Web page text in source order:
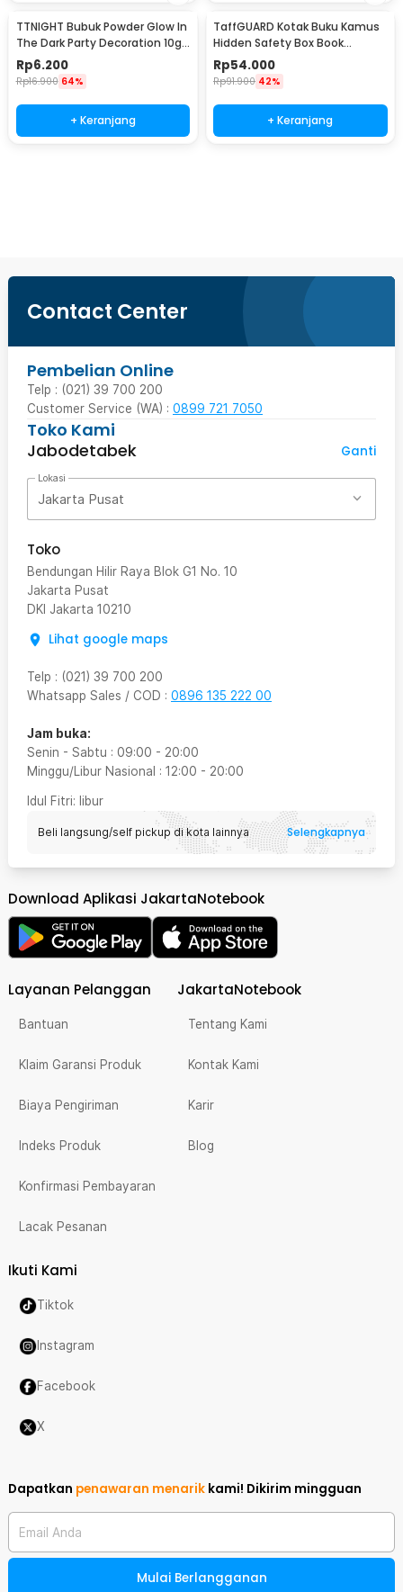
TTNIGHT Bubuk Powder Glow In
The Dark Party Decoration 10g
- T01
Rp6.200
Rp16.900 64%
+ Keranjang
TaffGUARD Kotak Buku Kamus
Hidden Safety Box Book
Password Lock Size S - KB-10P
Rp54.000
Rp91.900 42%
+ Keranjang
Contact Center
Pembelian Online
Telp : (021) 39 700 200
Customer Service (WA) : 0899 721 7050
Toko Kami
Jabodetabek
Ganti
Lokasi
Jakarta Pusat
Toko
Bendungan Hilir Raya Blok G1 No. 10
Jakarta Pusat
DKI Jakarta 10210
Lihat google maps
Telp : (021) 39 700 200
Whatsapp Sales / COD : 0896 135 222 00
Jam buka:
Senin - Sabtu : 09:00 - 20:00
Minggu/Libur Nasional : 12:00 - 20:00
Idul Fitri: libur
Beli langsung/self pickup di kota lainnya Selengkapnya
Download Aplikasi JakartaNotebook
Layanan Pelanggan
Bantuan
Klaim Garansi Produk
Biaya Pengiriman
Indeks Produk
Konfirmasi Pembayaran
Lacak Pesanan
JakartaNotebook
Tentang Kami
Kontak Kami
Karir
Blog
Ikuti Kami
Tiktok
Instagram
Facebook
X
Dapatkan penawaran menarik kami! Dikirim mingguan
Email Anda
Mulai Berlangganan